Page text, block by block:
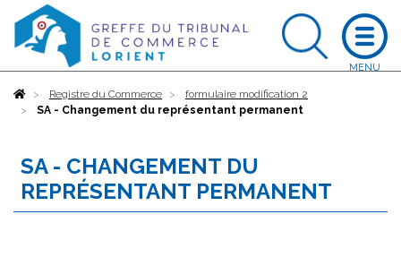
AccueilRegistre du Commerce
formulaire modification 2
SA - Changement du représentant permanent
SA - CHANGEMENT DU
REPRÉSENTANT PERMANENT